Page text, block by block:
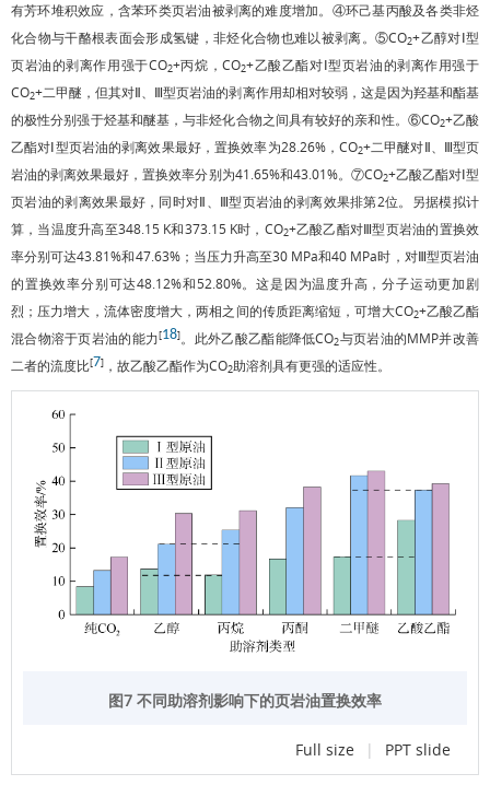
有芳环堆积效应，含苯环类页岩油被剥离的难度增加。④环己基丙酸及各类非烃
化合物与干酪根表面会形成氢键，非烃化合物也难以被剥离。⑤CO2+乙醇对Ⅰ型
页岩油的剥离作用强于CO2+丙烷，CO2+乙酸乙酯对Ⅰ型页岩油的剥离作用强于
CO2+二甲醚，但其对Ⅱ、Ⅲ型页岩油的剥离作用却相对较弱，这是因为羟基和酯基
的极性分别强于烃基和醚基，与非烃化合物之间具有较好的亲和性。⑥CO2+乙酸
乙酯对Ⅰ型页岩油的剥离效果最好，置换效率为28.26%，CO2+二甲醚对Ⅱ、Ⅲ型页
岩油的剥离效果最好，置换效率分别为41.65%和43.01%。⑦CO2+乙酸乙酯对Ⅰ型
页岩油的剥离效果最好，同时对Ⅱ、Ⅲ型页岩油的剥离效果排第2位。另据模拟计
算，当温度升高至348.15 K和373.15 K时，CO2+乙酸乙酯对Ⅲ型页岩油的置换效
率分别可达43.81%和47.63%；当压力升高至30 MPa和40 MPa时，对Ⅲ型页岩油
的置换效率分别可达48.12%和52.80%。这是因为温度升高，分子运动更加剧
烈；压力增大，流体密度增大，两相之间的传质距离缩短，可增大CO2+乙酸乙酯
混合物溶于页岩油的能力[18]。此外乙酸乙酯能降低CO2与页岩油的MMP并改善
二者的流度比[7] ，故乙酸乙酯作为CO2助溶剂具有更强的适应性。
图7 不同助溶剂影响下的页岩油置换效率
Full size | PPT slide